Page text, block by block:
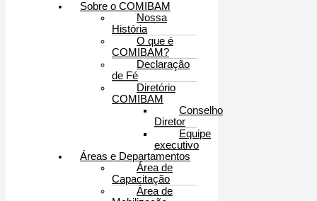
Sobre o COMIBAM
Nossa
História
O que é
COMIBAM?
Declaração
de Fé
Diretório
COMIBAM
Conselho
Diretor
Equipe
executivo
Áreas e Departamentos
Área de
Capacitação
Área de